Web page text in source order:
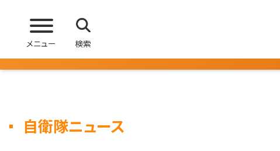
メニュー 検索
自衛隊ニュース